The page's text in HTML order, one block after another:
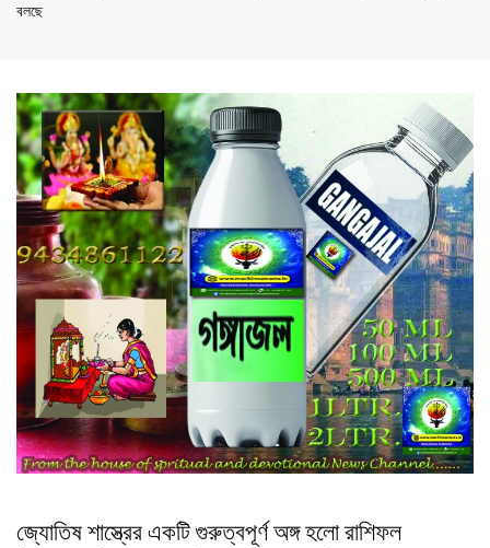
বলছে
জ্যোতিষ শাস্ত্রের একটি গুরুত্বপূর্ণ অঙ্গ হলো রাশিফল